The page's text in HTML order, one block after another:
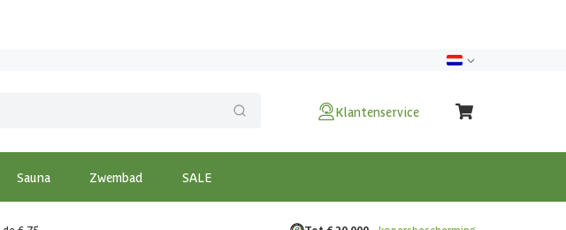
Klantenservice
Sauna Zwembad SALE